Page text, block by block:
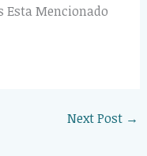
Esta Mencionado
Next Post →